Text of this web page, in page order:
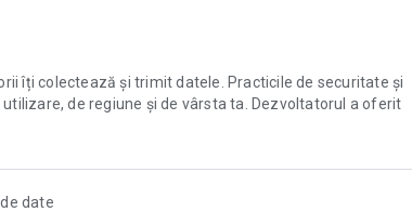
să nu ratezi apartamentele preferate și casele ieftine.
din România, Republica Moldova și alte țări.
pe Korter.ro.
îți colectează și trimit datele. Practicile de securitate și
de regiune și de vârsta ta. Dezvoltatorul a oferit
date